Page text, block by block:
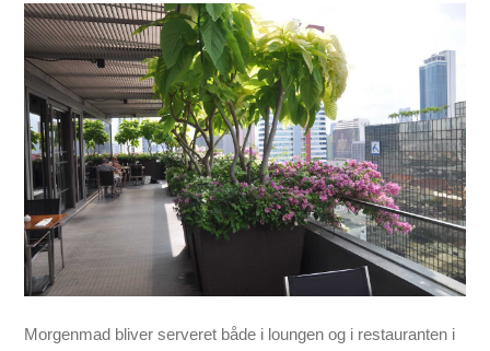
Morgenmad bliver serveret både i loungen og i restauranten i